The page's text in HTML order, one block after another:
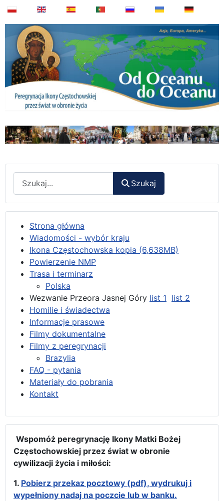
Szukaj
Strona główna
Wiadomości - wybór kraju
Ikona Częstochowska kopia (6,638MB)
Powierzenie NMP
Trasa i terminarz
Polska
Wezwanie Przeora Jasnej Góry list 1 list 2
Homilie i świadectwa
Informacje prasowe
Filmy dokumentalne
Filmy z peregrynacji
Brazylia
FAQ - pytania
Materiały do pobrania
Kontakt
Wspomóż peregrynację Ikony Matki Bożej
Częstochowskiej przez świat w obronie
cywilizacji życia i miłości:
1. Pobierz przekaz pocztowy (pdf), wydrukuj i
wypełniony nadaj na poczcie lub w banku.